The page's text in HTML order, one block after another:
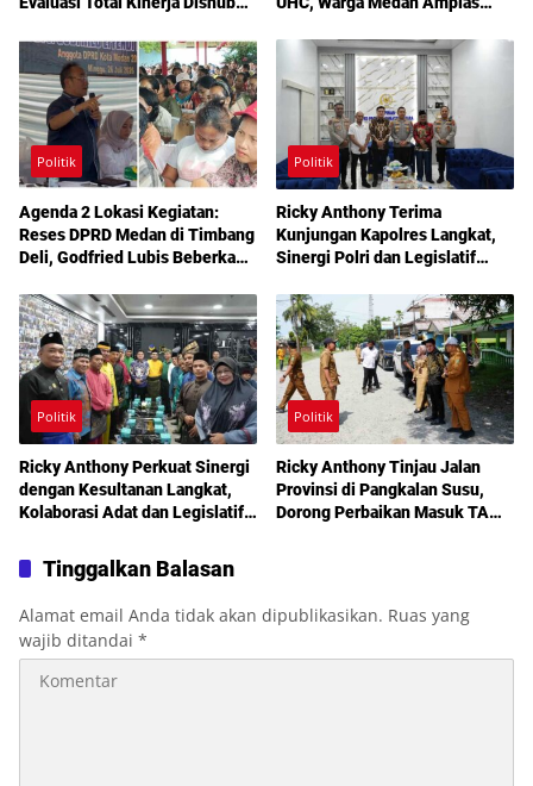
Berobat Gratis Bermodal KTP
Politik
Agenda 2 Lokasi Kegiatan:
Reses DPRD Medan di Timbang
Deli, Godfried Lubis Beberkan
Layanan Kesehatan Gratis
Politik
Ricky Anthony Terima
Kunjungan Kapolres Langkat,
Sinergi Polri dan Legislatif
Politik
Ricky Anthony Perkuat Sinergi
dengan Kesultanan Langkat,
Kolaborasi Adat dan Legislatif
Politik
Ricky Anthony Tinjau Jalan
Provinsi di Pangkalan Susu,
Dorong Perbaikan Masuk TA
Tinggalkan Balasan
Alamat email Anda tidak akan dipublikasikan. Ruas yang
wajib ditandai *